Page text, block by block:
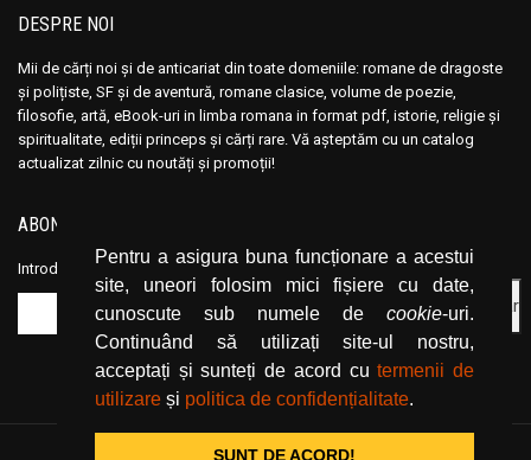
Pentru a asigura buna funcționare a acestui
site, uneori folosim mici fișiere cu date,
cunoscute sub numele de cookie-uri.
Continuând să utilizați site-ul nostru,
acceptați și sunteți de acord cutermenii de
utilizare și politica de confidențialitate.
SUNT DE ACORD!
DESPRE NOI
Mii de cărți noi și de anticariat din toate domeniile: romane de dragoste
și polițiste, SF și de aventură, romane clasice, volume de poezie,
filosofie, artă, eBook-uri in limba romana in format pdf, istorie, religie și
spiritualitate, ediții princeps și cărți rare. Vă așteptăm cu un catalog
actualizat zilnic cu noutăți și promoții!
ABONEAZĂ-TE LA NEWSLETTER
Introduceți adresa dvs. de email și dați click pe butonul de abonare.